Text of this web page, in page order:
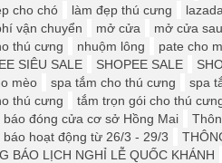
cho chó
làm đẹp thú cưng lazada
vận chuyển
mở cửa mở cửa
thú cưng
nhuộm lông pate cho
SIÊU SALE
SHOPEE SALE
mèo
spa tắm cho thú cưng spa
thú cưng
tắm trọn gói cho thú
báo đóng cửa cơ sở Hồng Mai
báo hoạt động từ 26/3 - 29/3
BÁO LỊCH NGHỈ LỄ QUỐC KHÁNH